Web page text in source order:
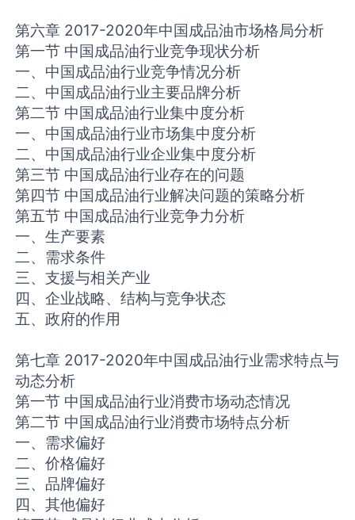
第六章 2017-2020年中国成品油市场格局分析
第一节 中国成品油行业竞争现状分析
一、中国成品油行业竞争情况分析
二、中国成品油行业主要品牌分析
第二节 中国成品油行业集中度分析
一、中国成品油行业市场集中度分析
二、中国成品油行业企业集中度分析
第三节 中国成品油行业存在的问题
第四节 中国成品油行业解决问题的策略分析
第五节 中国成品油行业竞争力分析
一、生产要素
二、需求条件
三、支援与相关产业
四、企业战略、结构与竞争状态
五、政府的作用
第七章 2017-2020年中国成品油行业需求特点与
动态分析
第一节 中国成品油行业消费市场动态情况
第二节 中国成品油行业消费市场特点分析
一、需求偏好
二、价格偏好
三、品牌偏好
四、其他偏好